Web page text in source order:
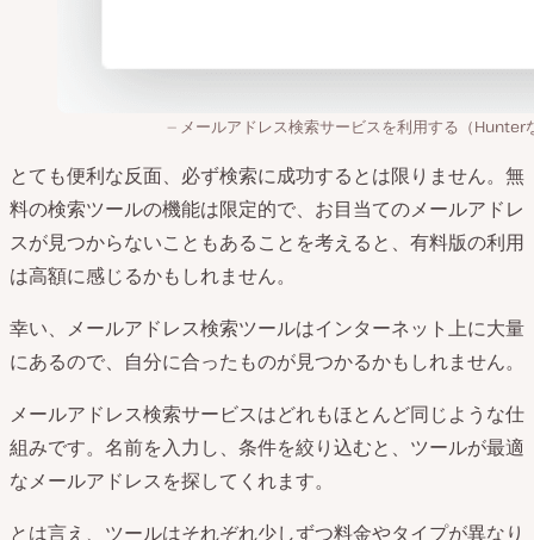
メールアドレス検索サービスを利用する（Hunter
とても便利な反面、必ず検索に成功するとは限りません。無
料の検索ツールの機能は限定的で、お目当てのメールアドレ
スが見つからないこともあることを考えると、有料版の利用
は高額に感じるかもしれません。
幸い、メールアドレス検索ツールはインターネット上に大量
にあるので、自分に合ったものが見つかるかもしれません。
メールアドレス検索サービスはどれもほとんど同じような仕
組みです。名前を入力し、条件を絞り込むと、ツールが最適
なメールアドレスを探してくれます。
とは言え、ツールはそれぞれ少しずつ料金やタイプが異なり